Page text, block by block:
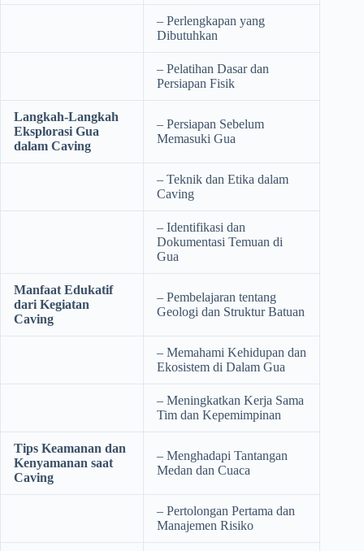
– Perlengkapan yang
Dibutuhkan
– Pelatihan Dasar dan
Persiapan Fisik
Langkah-Langkah
Eksplorasi Gua
dalam Caving
– Persiapan Sebelum
Memasuki Gua
– Teknik dan Etika dalam
Caving
– Identifikasi dan
Dokumentasi Temuan di
Gua
Manfaat Edukatif
dari Kegiatan
Caving
– Pembelajaran tentang
Geologi dan Struktur Batuan
– Memahami Kehidupan dan
Ekosistem di Dalam Gua
– Meningkatkan Kerja Sama
Tim dan Kepemimpinan
Tips Keamanan dan
Kenyamanan saat
Caving
– Menghadapi Tantangan
Medan dan Cuaca
– Pertolongan Pertama dan
Manajemen Risiko